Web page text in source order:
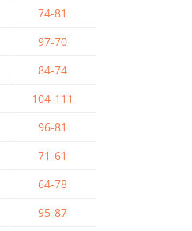
74-81
97-70
84-74
104-111
96-81
71-61
64-78
95-87